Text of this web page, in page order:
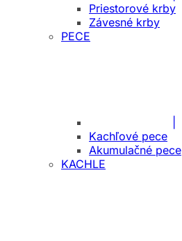
Priestorové krby
Závesné krby
PECE
Kachľové pece
Akumulačné pece
KACHLE